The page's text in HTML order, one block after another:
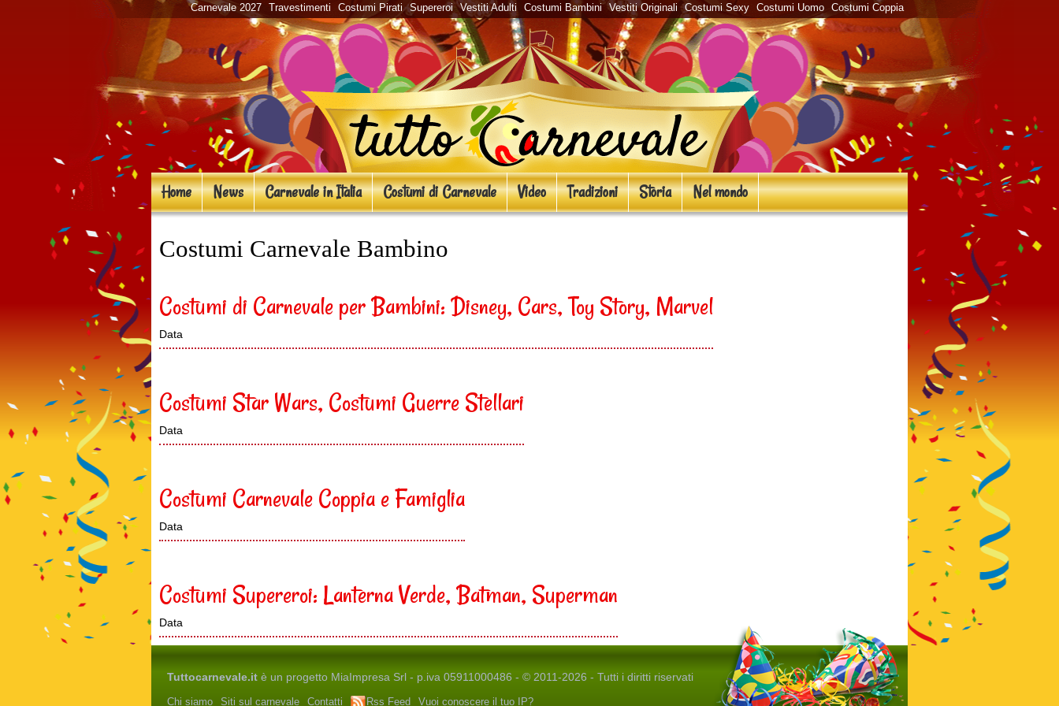
Carnevale 2027 Travestimenti Costumi Pirati Supereroi Vestiti Adulti Costumi Bambini Vestiti Originali Costumi Sexy Costumi Uomo Costumi Coppia
Home News Carnevale in Italia Costumi di Carnevale Video Tradizioni Storia Nel mondo
Costumi Carnevale Bambino
Costumi di Carnevale per Bambini: Disney, Cars, Toy Story, Marvel
Data
Costumi Star Wars, Costumi Guerre Stellari
Data
Costumi Carnevale Coppia e Famiglia
Data
Costumi Supereroi: Lanterna Verde, Batman, Superman
Data
Tuttocarnevale.it è un progetto MiaImpresa Srl - p.iva 05911000486 - © 2011-2026 - Tutti i diritti riservati
Chi siamo Siti sul carnevale Contatti Rss Feed Vuoi conoscere il tuo IP?